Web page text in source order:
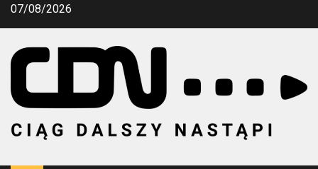
Przejdź
07/08/2026